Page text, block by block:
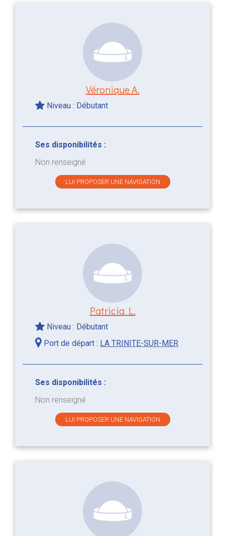
Véronique A.
Niveau : Débutant
Ses disponibilités :
Non renseigné
LUI PROPOSER UNE NAVIGATION
Patricia L.
Niveau : Débutant
Port de départ : LA TRINITE-SUR-MER
Ses disponibilités :
Non renseigné
LUI PROPOSER UNE NAVIGATION